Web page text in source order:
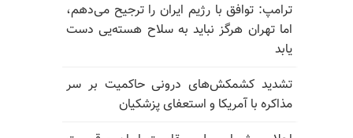
ترامپ: توافق با رژیم ایران را ترجیح می‌دهم،
اما تهران هرگز نباید به سلاح هسته‌یی دست
یابد
تشدید کشمکش‌های درونی حاکمیت بر سر
مذاکره با آمریکا و استعفای پزشکیان